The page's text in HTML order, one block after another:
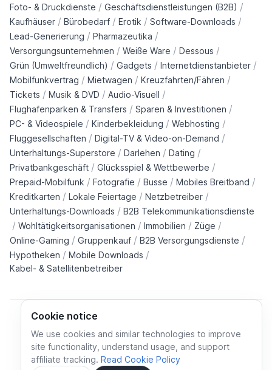
Cookie notice
We use cookies and similar technologies to improve
site functionality, understand usage, and support
affiliate tracking. Read Cookie Policy
Foto- & Druckdienste / Geschäftsdienstleistungen (B2B) /
Kaufhäuser / Bürobedarf / Erotik / Software-Downloads /
Lead-Generierung / Pharmazeutika /
Versorgungsunternehmen / Weiße Ware / Dessous /
Grün (Umweltfreundlich) / Gadgets / Internetdienstanbieter /
Mobilfunkvertrag / Mietwagen / Kreuzfahrten/Fähren /
Tickets / Musik & DVD / Audio-Visuell /
Flughafenparken & Transfers / Sparen & Investitionen /
PC- & Videospiele / Kinderbekleidung / Webhosting /
Fluggesellschaften / Digital-TV & Video-on-Demand /
Unterhaltungs-Superstore / Darlehen / Dating /
Privatbankgeschäft / Glücksspiel & Wettbewerbe /
Prepaid-Mobilfunk / Fotografie / Busse / Mobiles Breitband /
Kreditkarten / Lokale Feiertage / Netzbetreiber /
Unterhaltungs-Downloads / B2B Telekommunikationsdienste
/ Wohltätigkeitsorganisationen / Immobilien / Züge /
Online-Gaming / Gruppenkauf / B2B Versorgungsdienste /
Hypotheken / Mobile Downloads /
Kabel- & Satellitenbetreiber
Cookie policy Cookies preferences
Privacy policy
Terms and conditions